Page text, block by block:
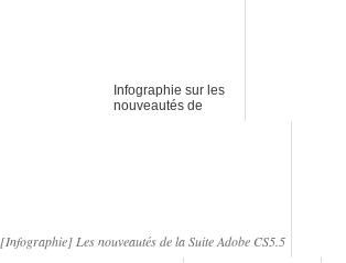
Infographie sur les
nouveautés de
[Infographie] Les nouveautés de la Suite Adobe CS5.5